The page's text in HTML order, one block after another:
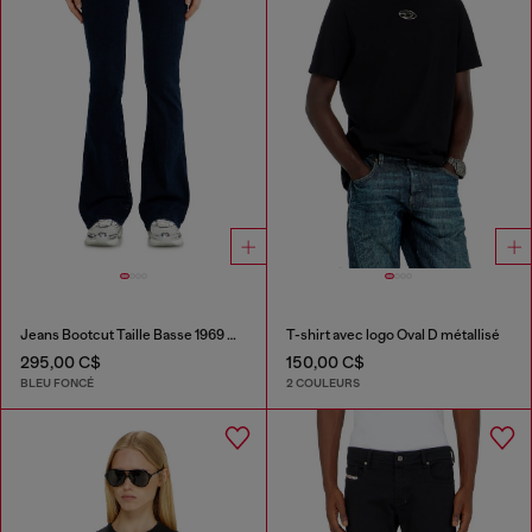
Jeans Bootcut Taille Basse 1969 D-Ebbey
295,00 C$
BLEU FONCÉ
T-shirt avec logo Oval D métallisé
150,00 C$
2 COULEURS